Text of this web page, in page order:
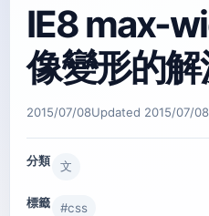
IE8 max-
像變形的
2015/07/08Updated 2015/07/08
分類 文
標籤 #css